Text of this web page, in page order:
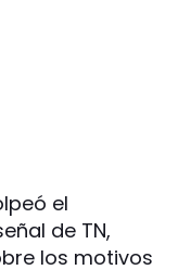
el
de TN,
los motivos